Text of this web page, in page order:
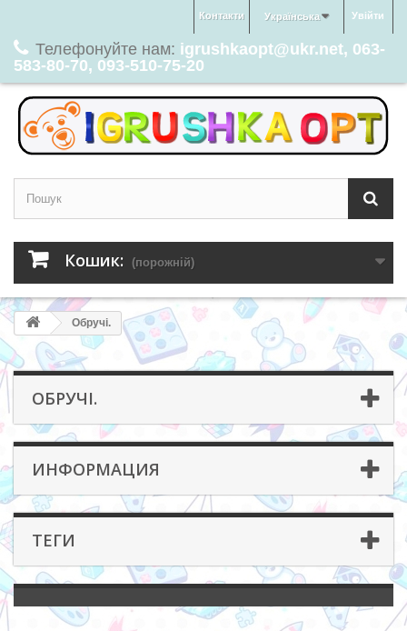
Увійти
Українська
Контакти
Телефонуйте нам: igrushkaopt@ukr.net, 063-
583-80-70, 093-510-75-20
Кошик: (порожній)
Обручі.
ОБРУЧІ.
ИНФОРМАЦИЯ
ТЕГИ